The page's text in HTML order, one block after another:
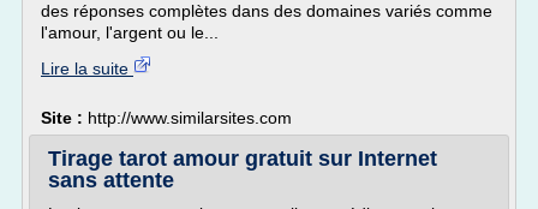
des réponses complètes dans des domaines variés comme
l'amour, l'argent ou le...
Lire la suite
Site : http://www.similarsites.com
Tirage tarot amour gratuit sur Internet
sans attente